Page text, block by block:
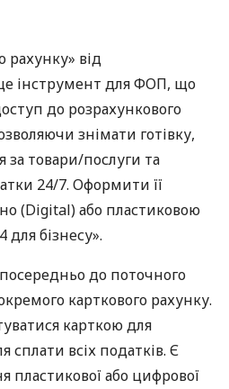
рахунку» від
інструмент для ФОП, що
до розрахункового
знімати готівку,
за товари/послуги та
24/7. Оформити її
(Digital) або пластиковою
для бізнесу».
до поточного
карткового рахунку.
карткою для
сплати всіх податків. Є
пластикової або цифрової